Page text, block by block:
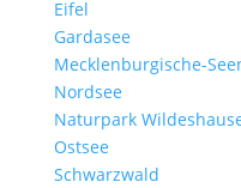
Eifel
Gardasee
Mecklenburgische-
Nordsee
Naturpark
Ostsee
Schwarzwald